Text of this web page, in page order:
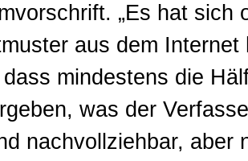
„Es hat
aus dem
dass mindestens die
was der
nachvollziehbar,